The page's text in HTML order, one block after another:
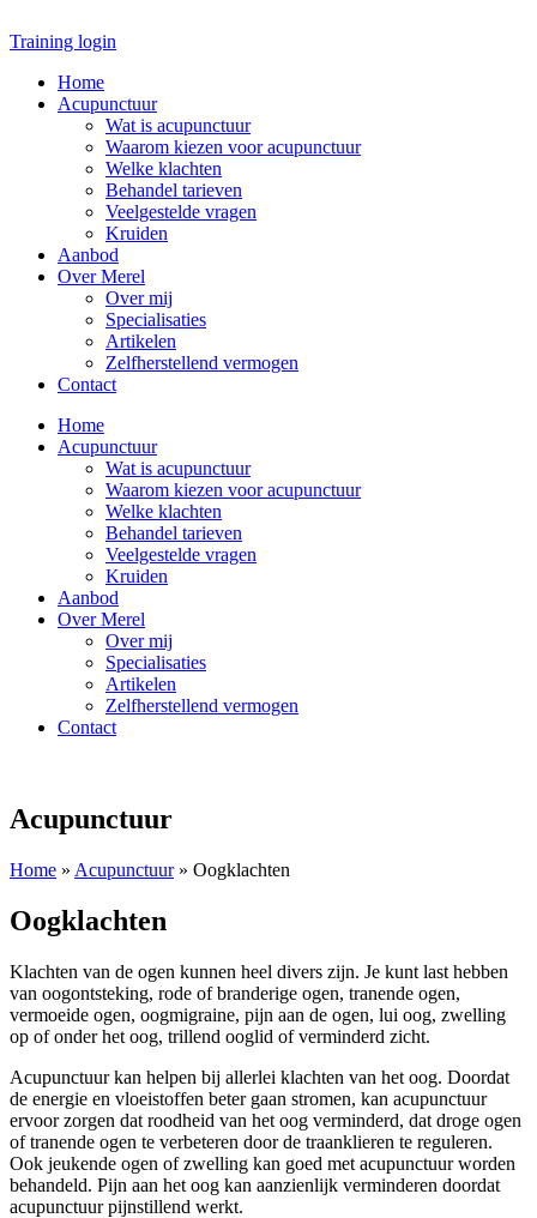
naar
inhoud
Training login
Home
Acupunctuur
Wat is acupunctuur
Waarom kiezen voor acupunctuur
Welke klachten
Behandel tarieven
Veelgestelde vragen
Kruiden
Aanbod
Over Merel
Over mij
Specialisaties
Artikelen
Zelfherstellend vermogen
Contact
Home
Acupunctuur
Wat is acupunctuur
Waarom kiezen voor acupunctuur
Welke klachten
Behandel tarieven
Veelgestelde vragen
Kruiden
Aanbod
Over Merel
Over mij
Specialisaties
Artikelen
Zelfherstellend vermogen
Contact
Acupunctuur
Home » Acupunctuur» Oogklachten
Oogklachten
Klachten van de ogen kunnen heel divers zijn. Je kunt last hebben
van oogontsteking, rode of branderige ogen, tranende ogen,
vermoeide ogen, oogmigraine, pijn aan de ogen, lui oog, zwelling
op of onder het oog, trillend ooglid of verminderd zicht.
Acupunctuur kan helpen bij allerlei klachten van het oog. Doordat
de energie en vloeistoffen beter gaan stromen, kan acupunctuur
ervoor zorgen dat roodheid van het oog verminderd, dat droge ogen
of tranende ogen te verbeteren door de traanklieren te reguleren.
Ook jeukende ogen of zwelling kan goed met acupunctuur worden
behandeld. Pijn aan het oog kan aanzienlijk verminderen doordat
acupunctuur pijnstillend werkt.